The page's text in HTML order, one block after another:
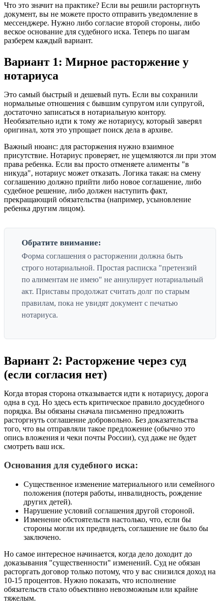
Что это значит на практике? Если вы решили расторгнуть
документ, вы не можете просто отправить уведомление в
мессенджере. Нужно либо согласие второй стороны, либо
веское основание для судебного иска. Теперь по шагам
разберем каждый вариант.
Вариант 1: Мирное расторжение у
нотариуса
Это самый быстрый и дешевый путь. Если вы сохранили
нормальные отношения с бывшим супругом или супругой,
достаточно записаться в нотариальную контору.
Необязательно идти к тому же нотариусу, который заверял
оригинал, хотя это упрощает поиск дела в архиве.
Важный нюанс: для расторжения нужно взаимное
присутствие. Нотариус проверяет, не ущемляются ли при этом
права ребенка. Если вы просто отменяете алименты "в
никуда", нотариус может отказать. Логика такая: на смену
соглашению должно прийти либо новое соглашение, либо
судебное решение, либо должен наступить факт,
прекращающий обязательства (например, усыновление
ребенка другим лицом).
Обратите внимание:
Форма соглашения о расторжении должна быть
строго нотариальной. Простая расписка "претензий
по алиментам не имею" не аннулирует нотариальный
акт. Приставы продолжат считать долг по старым
правилам, пока не увидят документ с печатью
нотариуса.
Вариант 2: Расторжение через суд
(если согласия нет)
Когда вторая сторона отказывается идти к нотариусу, дорога
одна в суд. Но здесь есть критическое правило досудебного
порядка. Вы обязаны сначала письменно предложить
расторгнуть соглашение добровольно. Без доказательства
того, что вы отправляли такое предложение (обычно это
опись вложения и чеки почты России), суд даже не будет
смотреть ваш иск.
Основания для судебного иска:
Существенное изменение материального или семейного
положения (потеря работы, инвалидность, рождение
других детей).
Нарушение условий соглашения другой стороной.
Изменение обстоятельств настолько, что, если бы
стороны могли их предвидеть, соглашение не было бы
заключено.
Но самое интересное начинается, когда дело доходит до
доказывания "существенности" изменений. Суд не обязан
расторгать договор только потому, что у вас снизился доход на
10-15 процентов. Нужно показать, что исполнение
обязательств стало объективно невозможным или крайне
тяжелым.